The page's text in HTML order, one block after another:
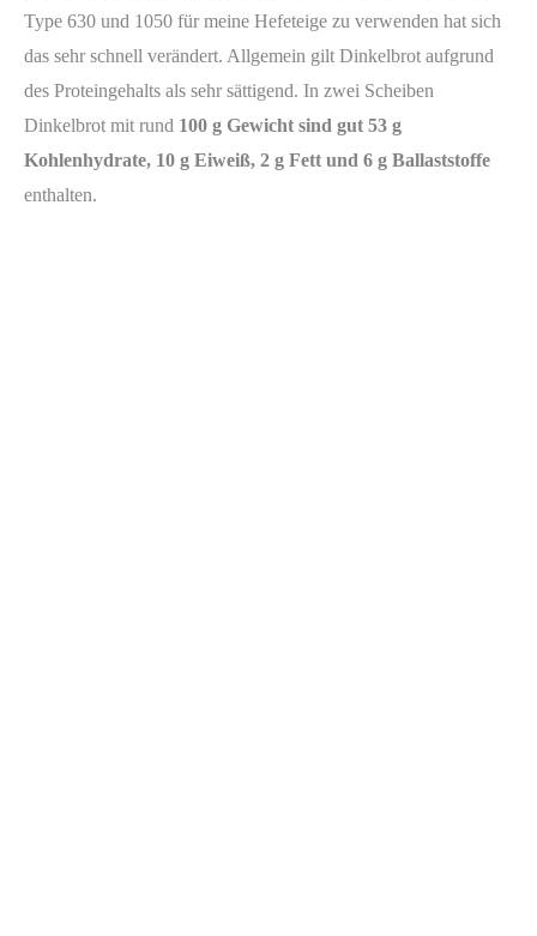
Type 630 und 1050 für meine Hefeteige zu verwenden hat sich
das sehr schnell verändert. Allgemein gilt Dinkelbrot aufgrund
des Proteingehalts als sehr sättigend. In zwei Scheiben
Dinkelbrot mit rund 100 g Gewicht sind gut 53 g
Kohlenhydrate, 10 g Eiweiß, 2 g Fett und 6 g Ballaststoffe
enthalten.